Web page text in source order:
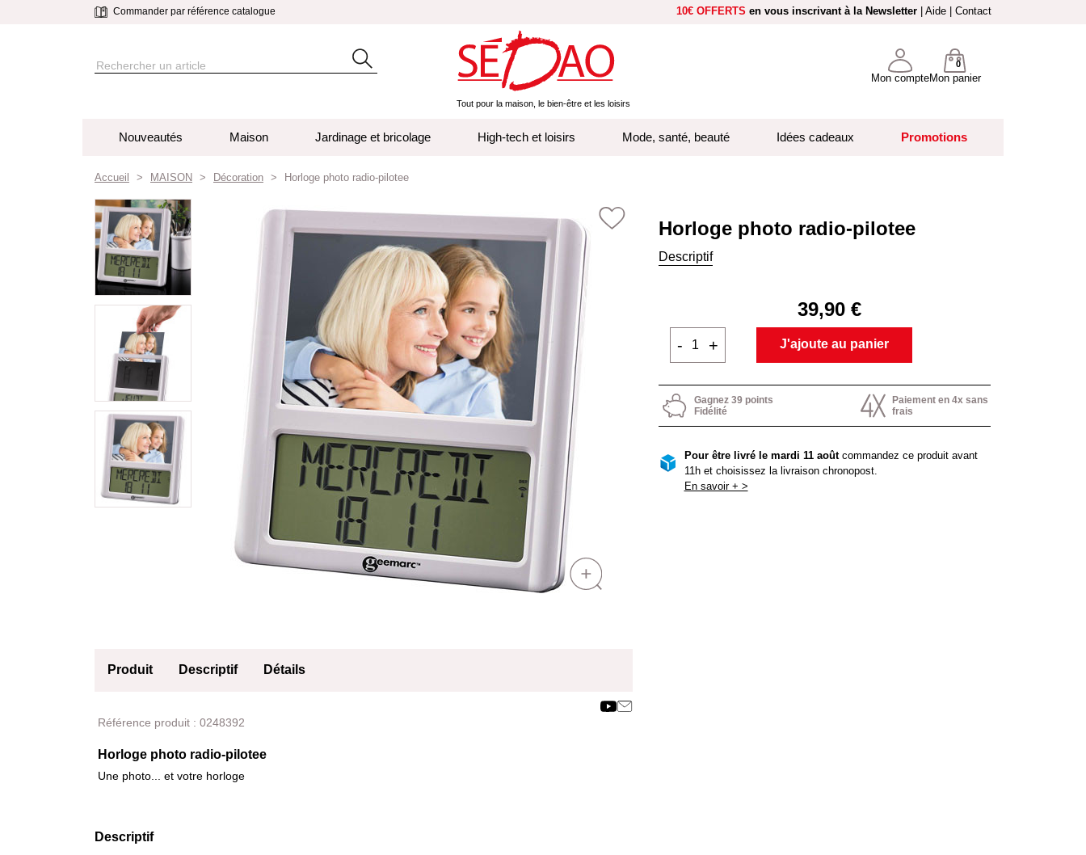
Commander par référence catalogue 10€ OFFERTS en vous inscrivant à la Newsletter Aide Contact
Tout pour la maison, le bien-être et les loisirs
Mon compteMon panier
0
Nouveautés Maison Jardinage et bricolage High-tech et loisirs Mode, santé, beauté Idées cadeaux Promotions
Accueil MAISON Décoration Horloge photo radio-pilotee
Horloge photo radio-pilotee
Descriptif
39,90 €
- + J'ajoute au panier
Gagnez 39 points
Fidélité
Paiement en 4x sans
frais
Pour être livré le mardi 11 aoûtcommandez ce produit avant
11h et choisissez la livraison chronopost.
En savoir + >
Produit Descriptif
Détails
Référence produit : 0248392
Horloge photo radio-pilotee
Une photo... et votre horloge
Descriptif